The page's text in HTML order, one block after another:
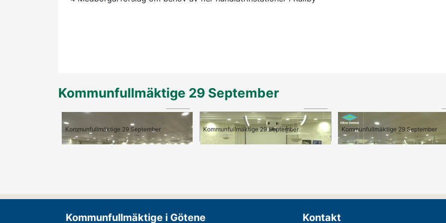
Kommunfullmäktige 29 September
01:29
1 - 3 Mötets öppnande
Kommunfullmäktige 29 September
4 Medborgarförslag om behov av fler hundlatrinstationer i Källby
Kommunfullmäktige 29 September Kommunfullmäktige 29 September
Kommunfullmäktige i Götene Kontakt